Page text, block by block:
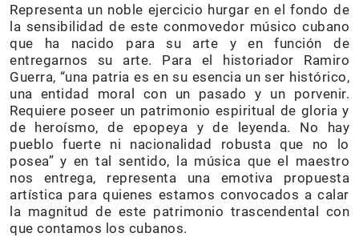
Representa un noble ejercicio hurgar en el fondo de
la sensibilidad de este conmovedor músico cubano
que ha nacido para su arte y en función de
entregarnos su arte. Para el historiador Ramiro
Guerra, “una patria es en su esencia un ser histórico,
una entidad moral con un pasado y un porvenir.
Requiere poseer un patrimonio espiritual de gloria y
de heroísmo, de epopeya y de leyenda. No hay
pueblo fuerte ni nacionalidad robusta que no lo
posea” y en tal sentido, la música que el maestro
nos entrega, representa una emotiva propuesta
artística para quienes estamos convocados a calar
la magnitud de este patrimonio trascendental con
que contamos los cubanos.